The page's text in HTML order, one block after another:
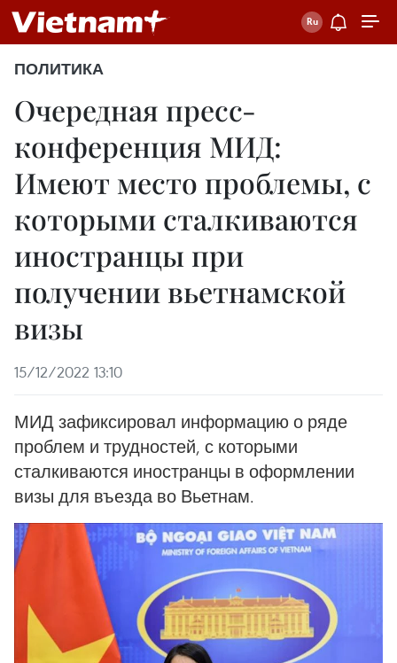
ПОЛИТИКА
Очередная пресс-
конференция МИД:
Имеют место проблемы, с
которыми сталкиваются
иностранцы при
получении вьетнамской
визы
15/12/2022 13:10
МИД зафиксировал информацию о ряде
проблем и трудностей, с которыми
сталкиваются иностранцы в оформлении
визы для въезда во Вьетнам.